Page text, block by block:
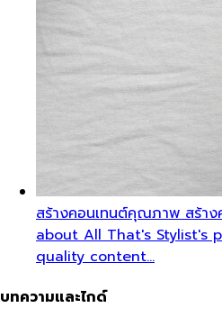
สร้างคอนเทนต์คุณภาพ สร้า
about All That's Stylist's
quality content…
บทความและไกด์